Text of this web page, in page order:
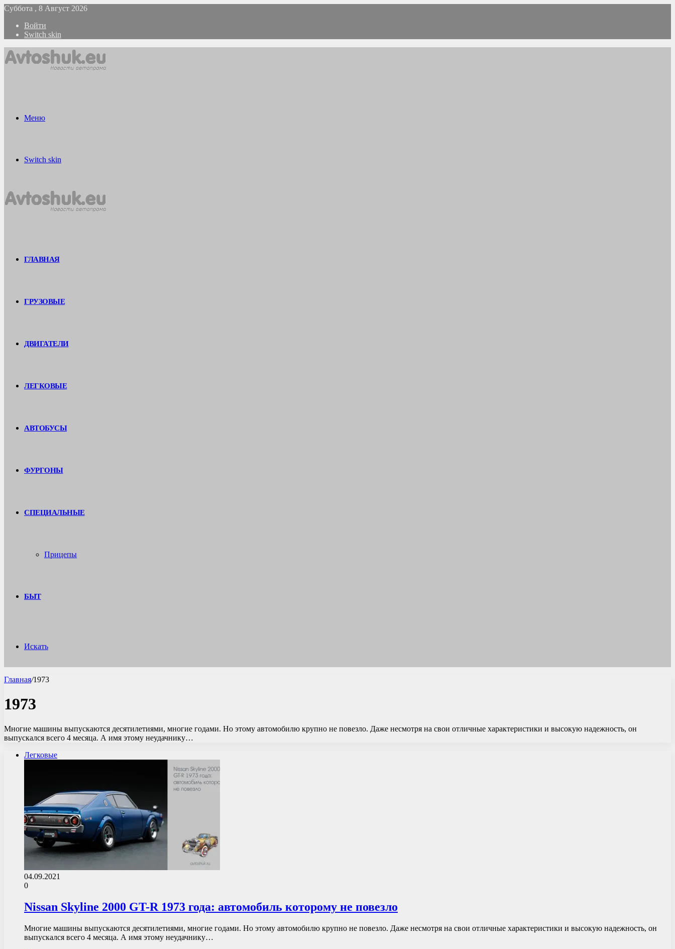
Суббота , 8 Август 2026
Войти
Switch skin
Меню
Switch skin
ГЛАВНАЯ
ГРУЗОВЫЕ
ДВИГАТЕЛИ
ЛЕГКОВЫЕ
АВТОБУСЫ
ФУРГОНЫ
СПЕЦИАЛЬНЫЕ
Прицепы
БЫТ
Искать
Главная/1973
1973
Многие машины выпускаются десятилетиями, многие годами. Но этому автомобилю крупно не повезло. Даже несмотря на свои отличные характеристики и высокую надежность, он
выпускался всего 4 месяца. А имя этому неудачнику…
Легковые
04.09.2021
0
Nissan Skyline 2000 GT-R 1973 года: автомобиль которому не повезло
Многие машины выпускаются десятилетиями, многие годами. Но этому автомобилю крупно не повезло. Даже несмотря на свои отличные характеристики и высокую надежность, он
выпускался всего 4 месяца. А имя этому неудачнику…